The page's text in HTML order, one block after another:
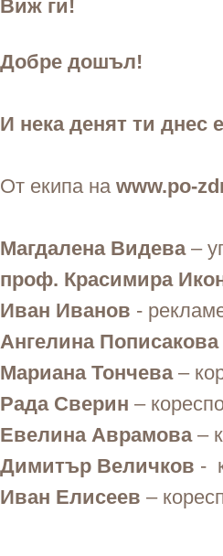
Виж ги!
Добре дошъл!
И нека денят ти днес
От екипа на www.po-
Магдалена Видева–
проф. Красимира
Иван Иванов -
Ангелина Пописакова
Мариана Тончева–
Рада Сверин –
Евелина Аврамова–
Димитър Величков -
Иван Елисеев –